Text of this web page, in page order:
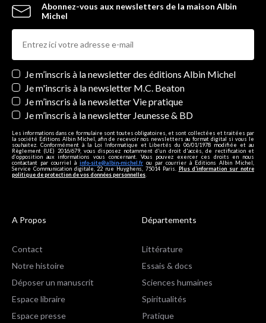
Abonnez-vous aux newsletters de la maison Albin
Michel
Newsletters
Je m’inscris à la newsletter des éditions Albin Michel
Je m'inscris à la newsletter M.C. Beaton
Je m’inscris à la newsletter Vie pratique
Je m’inscris à la newsletter Jeunesse & BD
Les informations dans ce formulaire sont toutes obligatoires, et sont collectées et traitées par
la société Editions Albin Michel, afin de recevoir nos newsletters au format digital si vous le
souhaitez. Conformément à la Loi Informatique et Libertés du 06/01/1978 modifiée et au
Règlement (UE) 2016/679, vous disposez notamment d'un droit d'accès, de rectification et
d’opposition aux informations vous concernant. Vous pouvez exercer ces droits en nous
contactant par courriel à info-site@albin-michel.fr ou par courrier à Editions Albin Michel,
Service Communication digitale, 22 rue Huyghens, 75014 Paris. Plus d’information sur notre
politique de protection de vos données personnelles
A Propos
Contact
Notre histoire
Déposer un manuscrit
Espace libraire
Espace presse
Départements
Littérature
Essais & docs
Sciences humaines
Spiritualités
Pratique